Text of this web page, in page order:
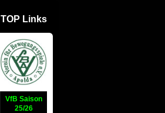
TOP Links
VfB Saison
25/26